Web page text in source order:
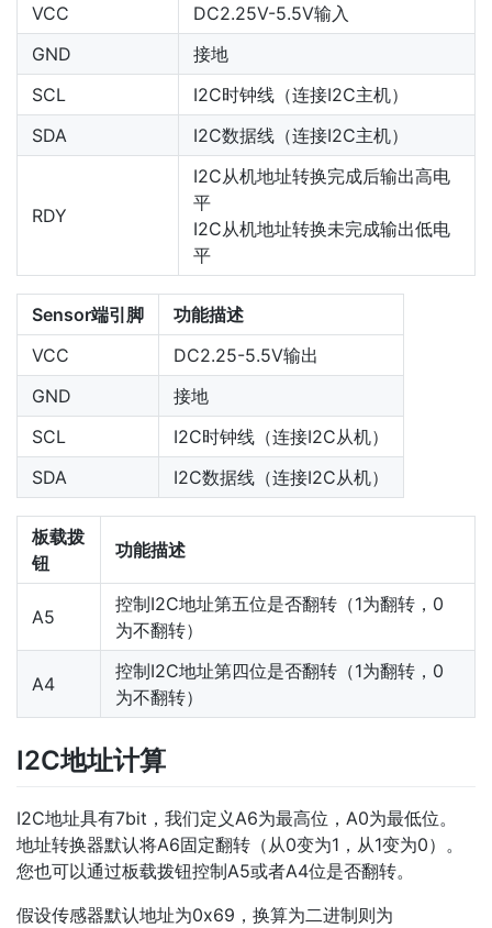
VCC
DC2.25V-5.5V输入
GND
接地
SCL
I2C时钟线（连接I2C主机）
SDA
I2C数据线（连接I2C主机）
RDY
I2C从机地址转换完成后输出高电
平
I2C从机地址转换未完成输出低电
平
Sensor端引脚
功能描述
VCC
DC2.25-5.5V输出
GND
接地
SCL
I2C时钟线（连接I2C从机）
SDA
I2C数据线（连接I2C从机）
板载拨
钮
功能描述
A5
控制I2C地址第五位是否翻转（1为翻转，0
为不翻转）
A4
控制I2C地址第四位是否翻转（1为翻转，0
为不翻转）
I2C地址计算
I2C地址具有7bit，我们定义A6为最高位，A0为最低位。
地址转换器默认将A6固定翻转（从0变为1，从1变为0）。
您也可以通过板载拨钮控制A5或者A4位是否翻转。
假设传感器默认地址为0x69，换算为二进制则为